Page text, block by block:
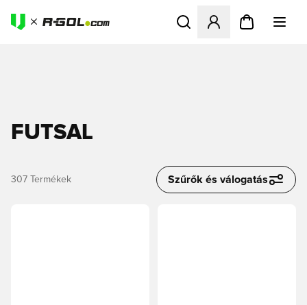
Megnyit egy modált a
FUTSAL
307 Termékek Szűrők és válogatás